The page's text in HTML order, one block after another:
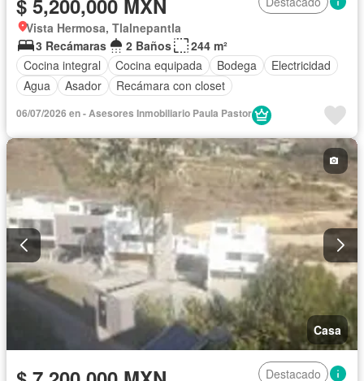
Vista Hermosa, Tlalnepantla
3 Recámaras
2 Baños
244 m²
Cocina integral
Cocina equipada Bodega
Electricidad
Agua
Asador Recámara con closet
06/07/2026 en - Asesores Inmobiliario Paula Pastor
Casa
Destacado